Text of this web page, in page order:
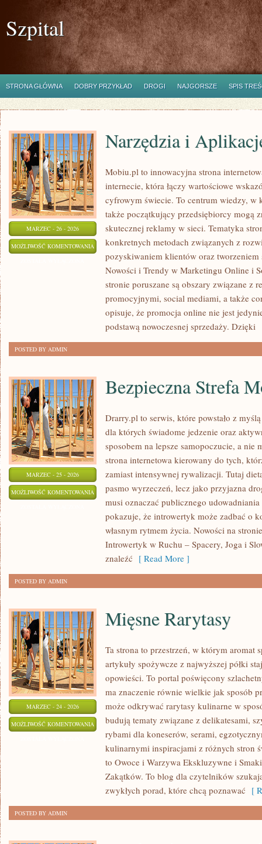
Szpital
STRONA GŁÓWNA DOBRY PRZYKŁAD DROGI NAJGORSZE SPIS
MARZEC - 26 - 2026
MOŻLIWOŚĆ KOMENTOWANIA NARZĘDZIA
APLIKACJE
MARKETINGOWE
Narzędzia i
Mobiu.pl to innowacyjna strona
internecie, która łączy wartościowe
cyfrowym świecie. To centrum wiedzy, w
także początkujący przedsiębiorcy mogą
skutecznej reklamy w sieci. Tematyka
konkretnych metodach związanych z
pozyskiwaniem klientów oraz
Nowości i Trendy w Marketingu Online i
stronie poruszane są obszary związane z
promocyjnymi, social mediami, a także
opisuje, że promocja online nie jest
podstawą nowoczesnej sprzedaży. Dzięki
POSTED BY ADMIN
MARZEC - 25 - 2026
MOŻLIWOŚĆ KOMENTOWANIA BEZPIECZNA
STREFA
MOTYWACJI
Bezpieczna Strefa
Drarry.pl to serwis, które powstało z
dla których świadome jedzenie oraz
sposobem na lepsze samopoczucie, a nie
strona internetowa kierowany do tych,
zamiast intensywnej rywalizacji. Tutaj
pasmo wyrzeczeń, lecz jako przyjazna
musi oznaczać publicznego
pokazuje, że introwertyk może zadbać o
własnym rytmem życia. Nowości na
Introwertyk w Ruchu – Spacery, Joga i
znaleźć [ Read More ]
POSTED BY ADMIN
MARZEC - 24 - 2026
MOŻLIWOŚĆ KOMENTOWANIA MIĘSNE
RARYTASY
Mięsne Rarytasy
Ta strona to przestrzeń, w którym aromat
artykuły spożywcze z najwyższej półki
opowieści. To portal poświęcony
ma znaczenie równie wielkie jak sposób
może odkrywać rarytasy kulinarne w
budują tematy związane z delikatesami,
rybami dla koneserów, serami,
kulinarnymi inspiracjami z różnych stron
to Owoce i Warzywa Ekskluzywne i
Zakątków. To blog dla czytelników
zwykłych porad, które chcą poznawać [
POSTED BY ADMIN